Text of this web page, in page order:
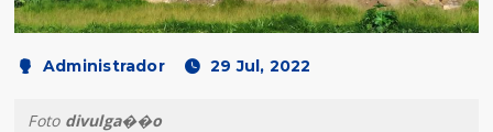
Administrador 29 Jul, 2022
Foto divulga��o